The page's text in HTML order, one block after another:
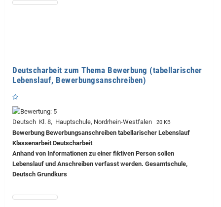
Deutscharbeit zum Thema Bewerbung (tabellarischer
Lebenslauf, Bewerbungsanschreiben)
Deutsch Kl. 8, Hauptschule, Nordrhein-Westfalen 20 KB
Bewerbung Bewerbungsanschreiben tabellarischer Lebenslauf
Klassenarbeit Deutscharbeit
Anhand von Informationen zu einer fiktiven Person sollen
Lebenslauf und Anschreiben verfasst werden. Gesamtschule,
Deutsch Grundkurs